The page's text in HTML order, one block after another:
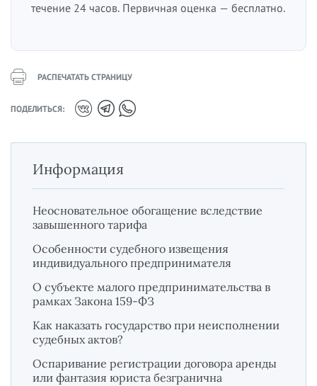
течение 24 часов. Первичная оценка — бесплатно.
РАСПЕЧАТАТЬ СТРАНИЦУ
ПОДЕЛИТЬСЯ:
Информация
Неосновательное обогащение вследствие
завышенного тарифа
Особенности судебного извещения
индивидуального предпринимателя
О субъекте малого предпринимательства в
рамках Закона 159-ФЗ
Как наказать государство при неисполнении
судебных актов?
Оспаривание регистрации договора аренды
или фантазия юриста безгранична